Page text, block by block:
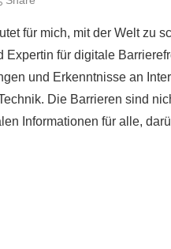
für mich, mit der Welt zu
Expertin für digitale
und Erkenntnisse an
Die Barrieren sind
Informationen für alle,